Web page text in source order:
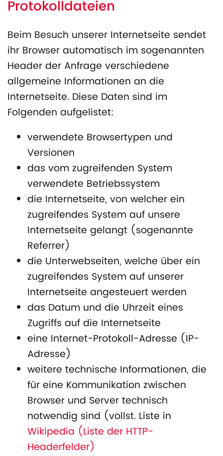
Protokolldateien
Beim Besuch unserer Internetseite sendet
ihr Browser automatisch im sogenannten
Header der Anfrage verschiedene
allgemeine Informationen an die
Internetseite. Diese Daten sind im
Folgenden aufgelistet:
verwendete Browsertypen und
Versionen
das vom zugreifenden System
verwendete Betriebssystem
die Internetseite, von welcher ein
zugreifendes System auf unsere
Internetseite gelangt (sogenannte
Referrer)
die Unterwebseiten, welche über ein
zugreifendes System auf unserer
Internetseite angesteuert werden
das Datum und die Uhrzeit eines
Zugriffs auf die Internetseite
eine Internet-Protokoll-Adresse (IP-
Adresse)
weitere technische Informationen, die
für eine Kommunikation zwischen
Browser und Server technisch
notwendig sind (vollst. Liste in
Wikipedia (Liste der HTTP-
Headerfelder)